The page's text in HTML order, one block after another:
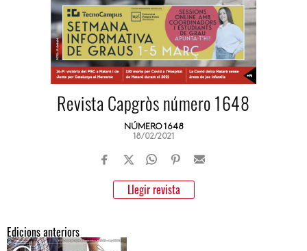
Revista Capgròs número 1648
NÚMERO 1648
18/02/2021
Llegir revista
Edicions anteriors